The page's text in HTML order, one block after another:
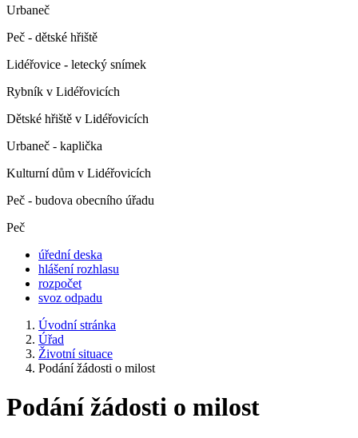
Urbaneč
Peč - dětské hřiště
Lidéřovice - letecký snímek
Rybník v Lidéřovicích
Dětské hřiště v Lidéřovicích
Urbaneč - kaplička
Kulturní dům v Lidéřovicích
Peč - budova obecního úřadu
Peč
úřední deska
hlášení rozhlasu
rozpočet
svoz odpadu
Úvodní stránka
Úřad
Životní situace
Podání žádosti o milost
Podání žádosti o milost